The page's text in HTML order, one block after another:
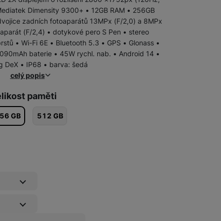
Dimensity 9300+ • 12GB RAM • 256GB
zadních fotoaparátů 13MPx (F/2,0) a 8MPx
(F/2,4) • dotykové pero S Pen • stereo
• Wi-Fi 6E • Bluetooth 5.3 • GPS • Glonass •
baterie • 45W rychl. nab. • Android 14 •
DeX • IP68 • barva: šedá
celý popis
paměti
GB 512 GB
Pojištění kryje náhodné poškození výrobku, krádež nebo